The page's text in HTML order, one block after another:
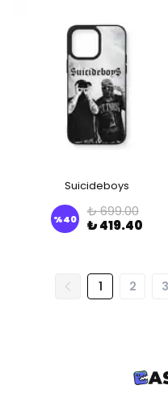
Suicideboys
%40
₺ 699.00
₺ 419.40
1 2 3